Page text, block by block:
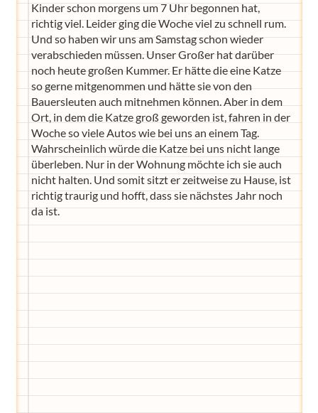
Kinder schon morgens um 7 Uhr begonnen hat,
richtig viel. Leider ging die Woche viel zu schnell rum.
Und so haben wir uns am Samstag schon wieder
verabschieden müssen. Unser Großer hat darüber
noch heute großen Kummer. Er hätte die eine Katze
so gerne mitgenommen und hätte sie von den
Bauersleuten auch mitnehmen können. Aber in dem
Ort, in dem die Katze groß geworden ist, fahren in der
Woche so viele Autos wie bei uns an einem Tag.
Wahrscheinlich würde die Katze bei uns nicht lange
überleben. Nur in der Wohnung möchte ich sie auch
nicht halten. Und somit sitzt er zeitweise zu Hause, ist
richtig traurig und hofft, dass sie nächstes Jahr noch
da ist.